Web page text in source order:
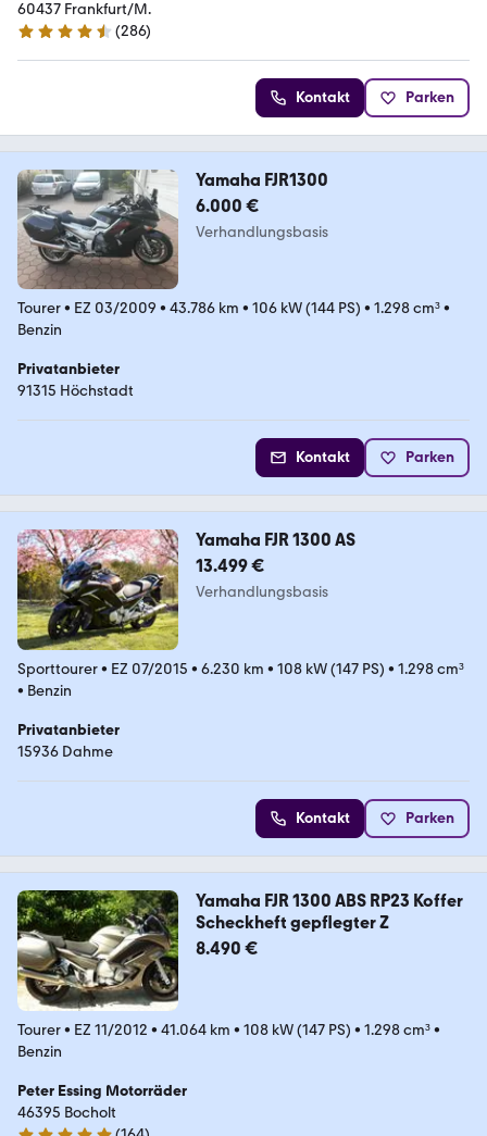
60437 Frankfurt/M.
4.5 Sterne
(286)
Kontakt Parken
Yamaha FJR1300
6.000 €
Verhandlungsbasis
Tourer• EZ 03/2009 • 43.786 km • 106 kW (144 PS) • 1.298 cm³•
Benzin
Privatanbieter
91315 Höchstadt
Kontakt Parken
Yamaha FJR 1300 AS
13.499 €
Verhandlungsbasis
Sporttourer• EZ 07/2015 • 6.230 km • 108 kW (147 PS) • 1.298 cm³
• Benzin
Privatanbieter
15936 Dahme
Kontakt Parken
Yamaha FJR 1300 ABS RP23 Koffer
Scheckheft gepflegter Z
8.490 €
Tourer• EZ 11/2012 • 41.064 km • 108 kW (147 PS) • 1.298 cm³•
Benzin
Peter Essing Motorräder
46395 Bocholt